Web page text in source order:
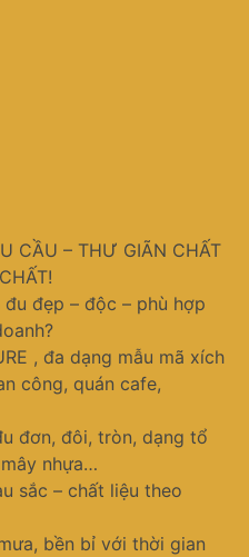
CẦU – THƯ GIÃN CHẤT
đẹp – độc – phù hợp
, đa dạng mẫu mã xích
công, quán cafe,
đơn, đôi, tròn, dạng tổ
nhựa…
sắc – chất liệu theo
bền bỉ với thời gian